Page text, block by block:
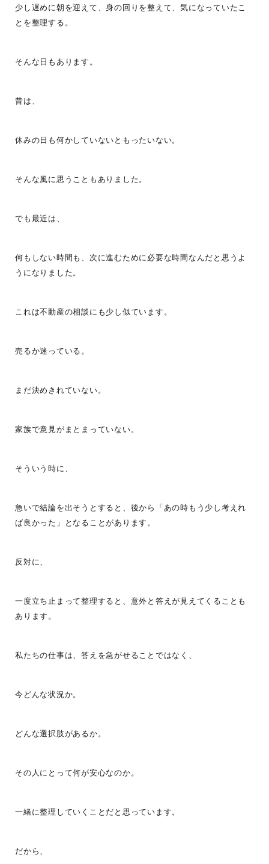
少し遅めに朝を迎えて、身の回りを整えて、気になっていたこ
とを整理する。
そんな日もあります。
昔は、
休みの日も何かしていないともったいない。
そんな風に思うこともありました。
でも最近は、
何もしない時間も、次に進むために必要な時間なんだと思うよ
うになりました。
これは不動産の相談にも少し似ています。
売るか迷っている。
まだ決めきれていない。
家族で意見がまとまっていない。
そういう時に、
急いで結論を出そうとすると、後から「あの時もう少し考えれ
ば良かった」となることがあります。
反対に、
一度立ち止まって整理すると、意外と答えが見えてくることも
あります。
私たちの仕事は、答えを急がせることではなく、
今どんな状況か。
どんな選択肢があるか。
その人にとって何が安心なのか。
一緒に整理していくことだと思っています。
だから、